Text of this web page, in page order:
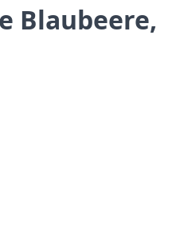
Blaubeere,